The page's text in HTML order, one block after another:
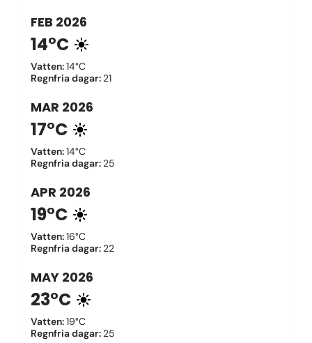
FEB 2026
14°C
Vatten:14°C
Regnfria dagar: 21
MAR 2026
17°C
Vatten:14°C
Regnfria dagar: 25
APR 2026
19°C
Vatten:16°C
Regnfria dagar: 22
MAY 2026
23°C
Vatten:19°C
Regnfria dagar: 25